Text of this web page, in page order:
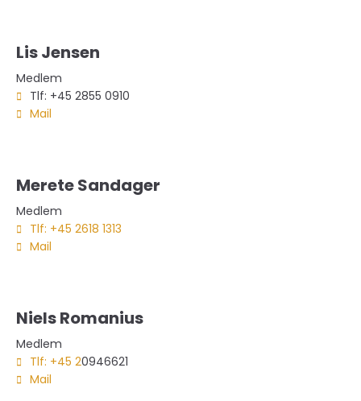
Lis Jensen
Medlem
Tlf: +45 2855 0910
Mail
Merete Sandager
Medlem
Tlf: +45 2618 1313
Mail
Niels Romanius
Medlem
Tlf: +45 20946621
Mail